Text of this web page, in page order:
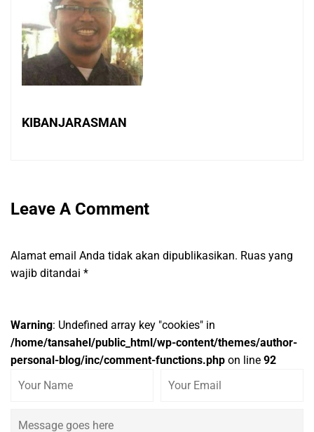
KIBANJARASMAN
Leave A Comment
Alamat email Anda tidak akan dipublikasikan. Ruas yang
wajib ditandai *
Warning: Undefined array key "cookies" in
/home/tansahel/public_html/wp-content/themes/author-
personal-blog/inc/comment-functions.php on line 92